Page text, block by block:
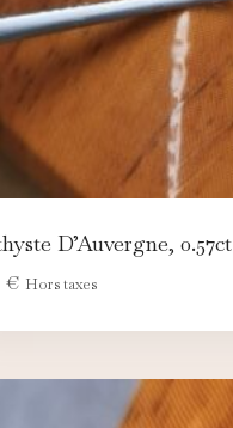
D’Auvergne, 0.57ct
€ Hors taxes